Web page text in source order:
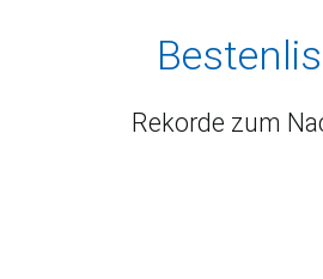
Rekorde zum